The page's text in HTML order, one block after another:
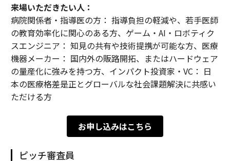
来場いただきたい人：
病院関係者・指導医の方： 指導負担の軽減や、若手医師
の教育効率化に関心のある方、ゲーム・AI・ロボティク
スエンジニア： 知見の共有や技術提携が可能な方、医療
機器メーカー： 国内外の販路開拓、またはハードウェア
の量産化に強みを持つ方、インパクト投資家・VC： 日
本の医療格差是正とグローバルな社会課題解決に共感い
ただける方
お申し込みはこちら
ピッチ審査員